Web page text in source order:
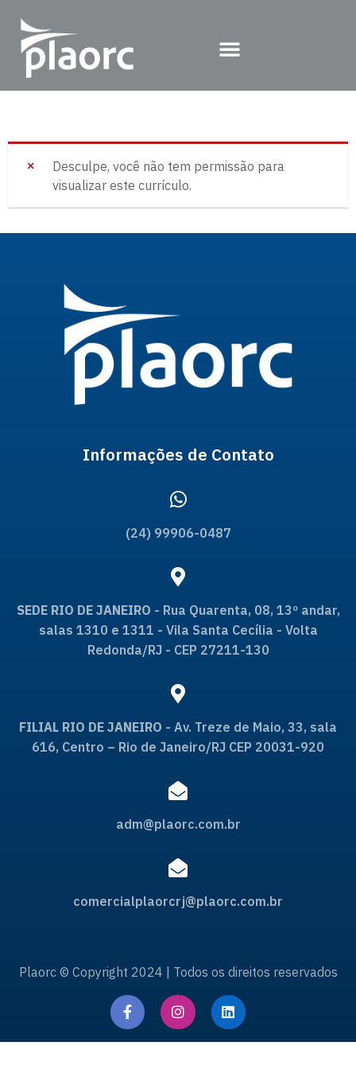
Desculpe, você não tem permissão para
visualizar este currículo.
Informações de Contato
(24) 99906-0487
SEDE RIO DE JANEIRO - Rua Quarenta, 08, 13º andar,
salas 1310 e 1311 - Vila Santa Cecília - Volta
Redonda/RJ - CEP 27211-130
FILIAL RIO DE JANEIRO - Av. Treze de Maio, 33, sala
616, Centro – Rio de Janeiro/RJ CEP 20031-920
adm@plaorc.com.br
comercialplaorcrj@plaorc.com.br
Plaorc © Copyright 2024 | Todos os direitos reservados